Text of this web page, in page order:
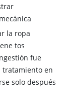
la ropa
tos
fue
tratamiento en
solo después